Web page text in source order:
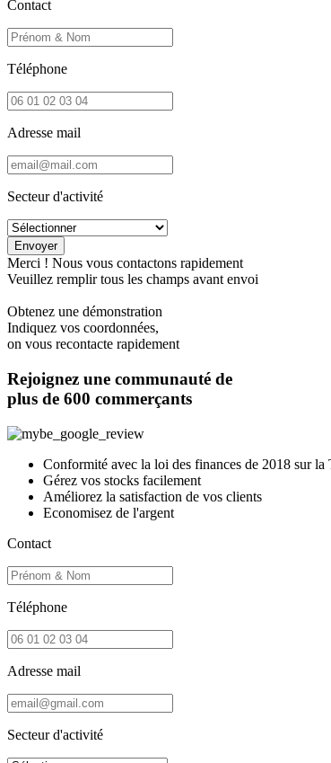
Contact
Téléphone
Adresse mail
Secteur d'activité
Merci ! Nous vous contactons rapidement
Veuillez remplir tous les champs avant envoi
Obtenez une démonstration
Indiquez vos coordonnées,
on vous recontacte rapidement
Rejoignez une communauté de
plus de 600 commerçants
Conformité avec la loi des finances de 2018 sur la
Gérez vos stocks facilement
Améliorez la satisfaction de vos clients
Economisez de l'argent
Contact
Téléphone
Adresse mail
Secteur d'activité